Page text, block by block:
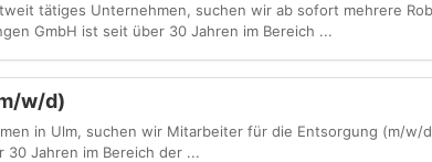
tätiges Unternehmen, suchen wir ab sofort mehrere
GmbH ist seit über 30 Jahren im Bereich ...
w/d)
in Ulm, suchen wir Mitarbeiter für die Entsorgung (m/w/
30 Jahren im Bereich der ...